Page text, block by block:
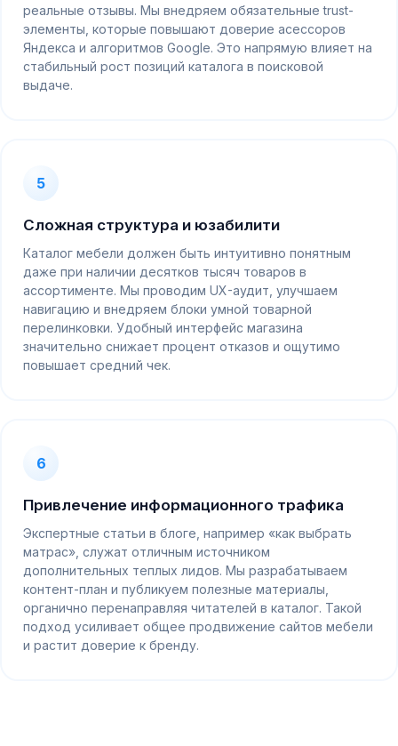
реальные отзывы. Мы внедряем обязательные trust-
элементы, которые повышают доверие асессоров
Яндекса и алгоритмов Google. Это напрямую влияет на
стабильный рост позиций каталога в поисковой
выдаче.
5
Сложная структура и юзабилити
Каталог мебели должен быть интуитивно понятным
даже при наличии десятков тысяч товаров в
ассортименте. Мы проводим UX-аудит, улучшаем
навигацию и внедряем блоки умной товарной
перелинковки. Удобный интерфейс магазина
значительно снижает процент отказов и ощутимо
повышает средний чек.
6
Привлечение информационного трафика
Экспертные статьи в блоге, например «как выбрать
матрас», служат отличным источником
дополнительных теплых лидов. Мы разрабатываем
контент-план и публикуем полезные материалы,
органично перенаправляя читателей в каталог. Такой
подход усиливает общее продвижение сайтов мебели
и растит доверие к бренду.